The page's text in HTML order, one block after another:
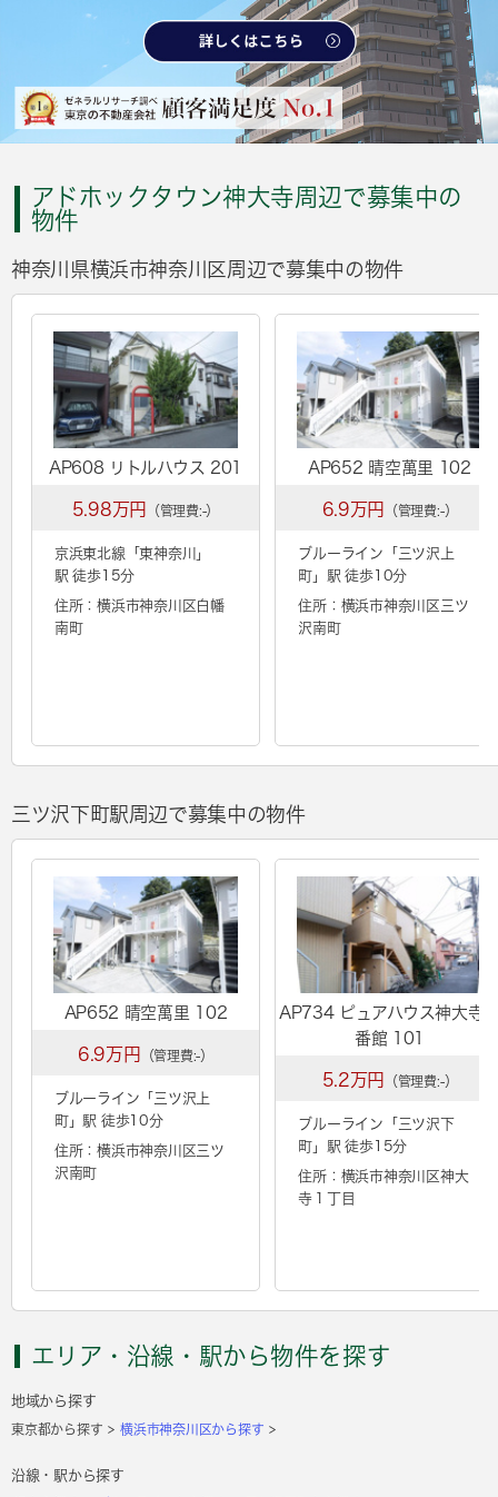
アドホックタウン神大寺周辺で募集中の
物件
神奈川県横浜市神奈川区周辺で募集中の物件
AP608 リトルハウス 201
5.98万円 （管理費:-）
京浜東北線「東神奈川
」
駅 徒歩15分
住所：横浜市神奈川区白幡
南町
AP652 晴空萬里 102
6.9万円 （管理費:-）
ブルーライン「 三ツ沢上
町 」駅 徒歩10分
住所：横浜市神奈川区三ツ
沢南町
三ツ沢下町駅周辺で募集中の物件
AP652 晴空萬里 102
6.9万円 （管理費:-）
ブルーライン「 三ツ沢上
町」駅 徒歩10分
住所：横浜市神奈川区三ツ
沢南町
AP734 ピュアハウス神大寺
番館 101
5.2万円 （管理費:-）
ブルーライン「 三ツ沢下
町 」駅 徒歩15分
住所：横浜市神奈川区神大
寺１丁目
エリア・沿線・駅から物件を探す
地域から探す
東京都から探す 横浜市神奈川区から探す
沿線・駅から探す